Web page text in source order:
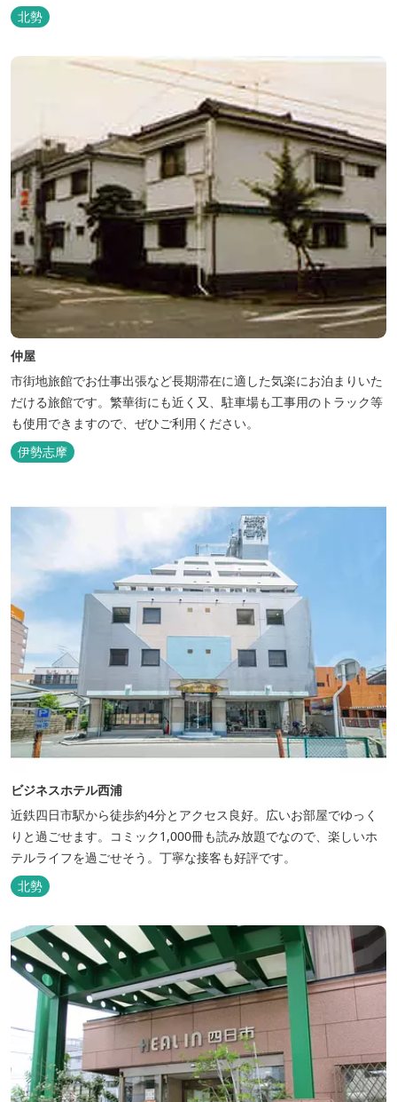
食、イタリアン、中華と多彩な三重の味をどうぞお楽しみくださ
い。近鉄四日市駅から徒歩３分と、公共交通機関でのお越しにも大
変便利です。
北勢
仲屋
市街地旅館でお仕事出張など長期滞在に適した気楽にお泊まりいた
だける旅館です。繁華街にも近く又、駐車場も工事用のトラック等
も使用できますので、ぜひご利用ください。
伊勢志摩
ビジネスホテル西浦
近鉄四日市駅から徒歩約4分とアクセス良好。広いお部屋でゆっく
りと過ごせます。コミック1,000冊も読み放題でなので、楽しいホ
テルライフを過ごせそう。丁寧な接客も好評です。
北勢